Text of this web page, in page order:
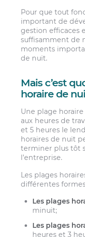
Pour que tout
important de
gestion efficaces
suffisamment de
moments
de nuit.
Mais c’est
horaire de
Une plage
aux heures de
et 5 heures le
horaires de nuit
terminer plus tôt
l’entreprise.
Les plages
différentes
Les plages
minuit;
Les plages
heures et 3